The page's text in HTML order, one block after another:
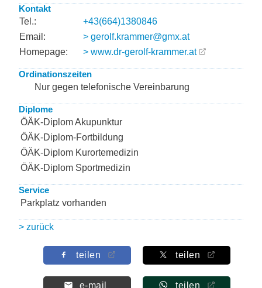
Kontakt
Tel.:
+43(664)1380846
Email:
> gerolf.krammer@gmx.at
Homepage:
> www.dr-gerolf-krammer.at
Ordinationszeiten
Nur gegen telefonische Vereinbarung
Diplome
ÖÄK-Diplom Akupunktur
ÖÄK-Diplom-Fortbildung
ÖÄK-Diplom Kurortemedizin
ÖÄK-Diplom Sportmedizin
Service
Parkplatz vorhanden
> zurück
teilen teilen
e-mail teilen